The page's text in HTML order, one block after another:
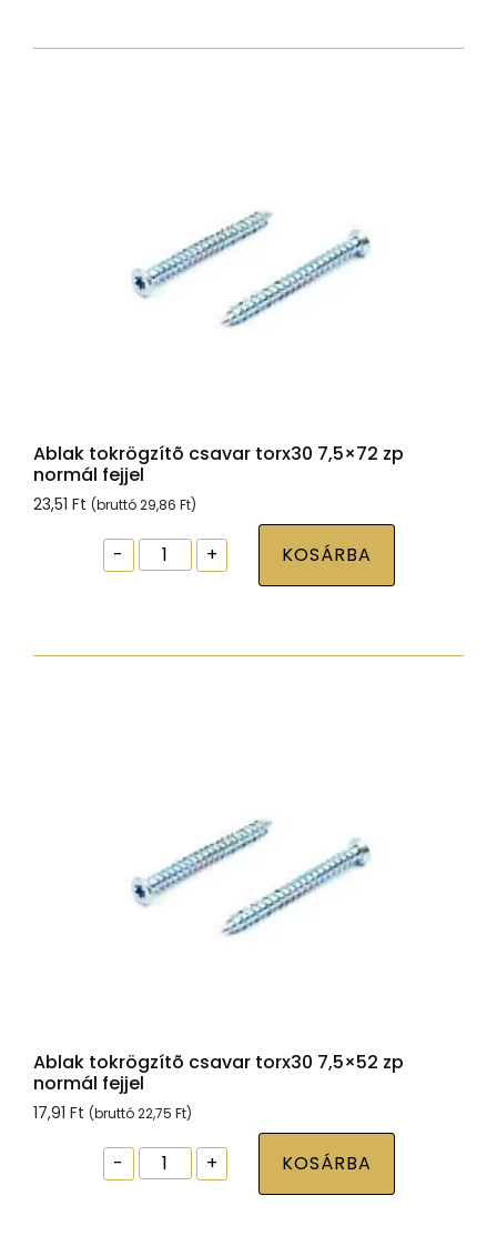
fejjel,
Ablak tokrögzítõ csavar torx30 7,5×72 zp
normál fejjel
23,51 Ft (bruttó29,86 Ft)
-
Ablak
tokrögzítõ
7,5x72
+ KOSÁRBA
Ablak tokrögzítõ csavar torx30 7,5×52 zp
normál fejjel
17,91 Ft (bruttó22,75 Ft)
-
Ablak
tokrögzítõ
+ KOSÁRBA